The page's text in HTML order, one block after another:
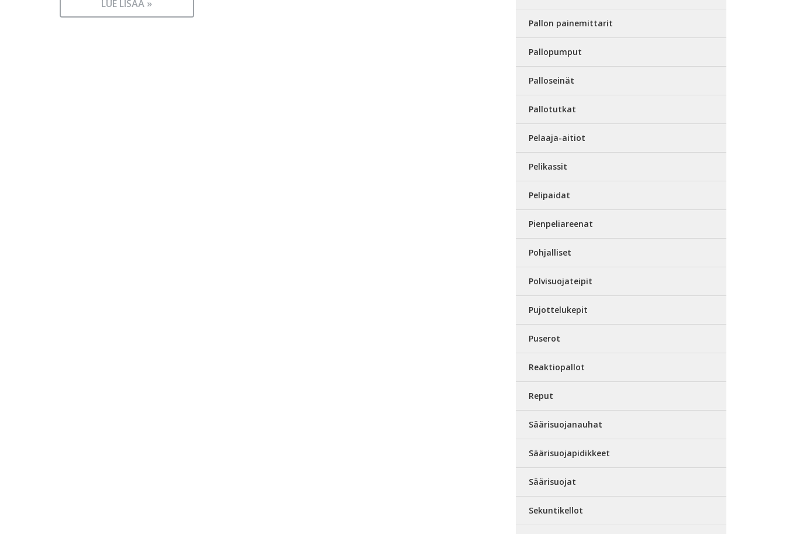
LUE LISÄÄ »
Pallon painemittarit
Pallopumput
Palloseinät
Pallotutkat
Pelaaja-aitiot
Pelikassit
Pelipaidat
Pienpeliareenat
Pohjalliset
Polvisuojateipit
Pujottelukepit
Puserot
Reaktiopallot
Reput
Säärisuojanauhat
Säärisuojapidikkeet
Säärisuojat
Sekuntikellot